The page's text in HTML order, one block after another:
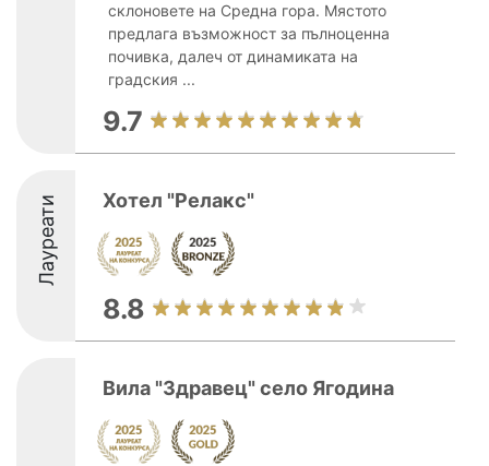
склоновете на Средна гора. Мястото
предлага възможност за пълноценна
почивка, далеч от динамиката на
градския ...
9.7
Лауреати Хотел "Релакс"
8.8
Вила "Здравец" село Ягодина